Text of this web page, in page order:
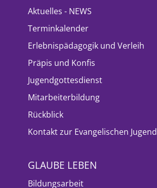
Aktuelles - NEWS
Terminkalender
Erlebnispädagogik und Verleih
Präpis und Konfis
Jugendgottesdienst
Mitarbeiterbildung
Rückblick
Kontakt zur Evangelischen Jugend
GLAUBE LEBEN
Bildungsarbeit